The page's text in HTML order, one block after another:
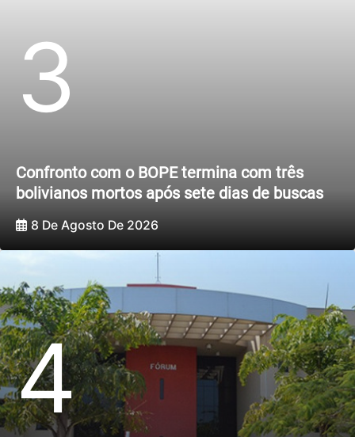
3
Confronto com o BOPE termina com três
bolivianos mortos após sete dias de buscas
8 De Agosto De 2026
4